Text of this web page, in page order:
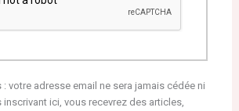
votre adresse email ne sera jamais cédée ni
inscrivant ici, vous recevrez des articles,